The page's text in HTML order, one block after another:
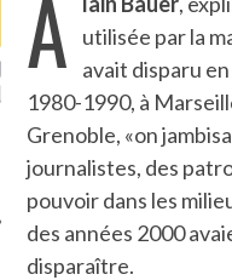
ATTACHÉS À LA
DE L’AMBASSADE
À PARIS. POURQUOI
? POUR QUI ?
A
utilisée par la
avait disparu
1980-1990, à
Grenoble, «on
journalistes, des
pouvoir dans les
des années 2000
disparaître.